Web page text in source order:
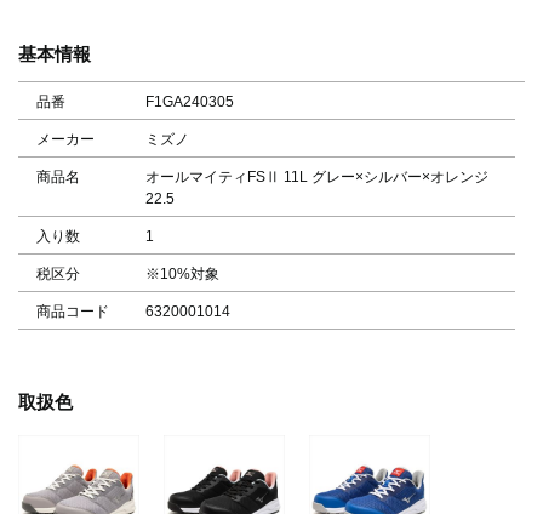
基本情報
品番 F1GA240305
メーカー ミズノ
商品名
オールマイティFSⅡ 11L グレー×シルバー×オレンジ
22.5
入り数 1
税区分 ※10%対象
商品コード 6320001014
取扱色